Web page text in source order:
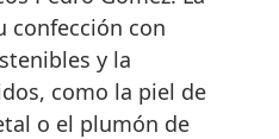
confección con
y la
como la piel de
o el plumón de